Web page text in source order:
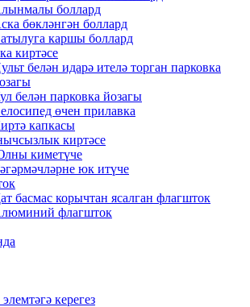
боллард
бөкләнгән боллард
каршы боллард
киртәсе
белән идарә ителә торган парковка
белән парковка йозагы
өчен прилавка
капкасы
киртәсе
киметүче
юк итүче
басмас корычтан ясалган флагшток
флагшток
керегез